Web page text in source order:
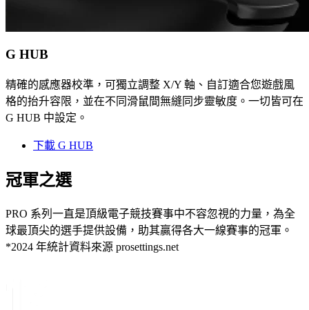
G HUB
精確的感應器校準，可獨立調整 X/Y 軸、自訂適合您遊戲風
格的抬升容限，並在不同滑鼠間無縫同步靈敏度。一切皆可在
G HUB 中設定。
下載 G HUB
冠軍之選
PRO 系列一直是頂級電子競技賽事中不容忽視的力量，為全
球最頂尖的選手提供設備，助其贏得各大一線賽事的冠軍。
*2024 年統計資料來源 prosettings.net